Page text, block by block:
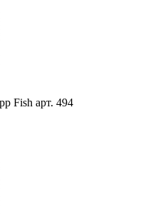
Fish арт. 494